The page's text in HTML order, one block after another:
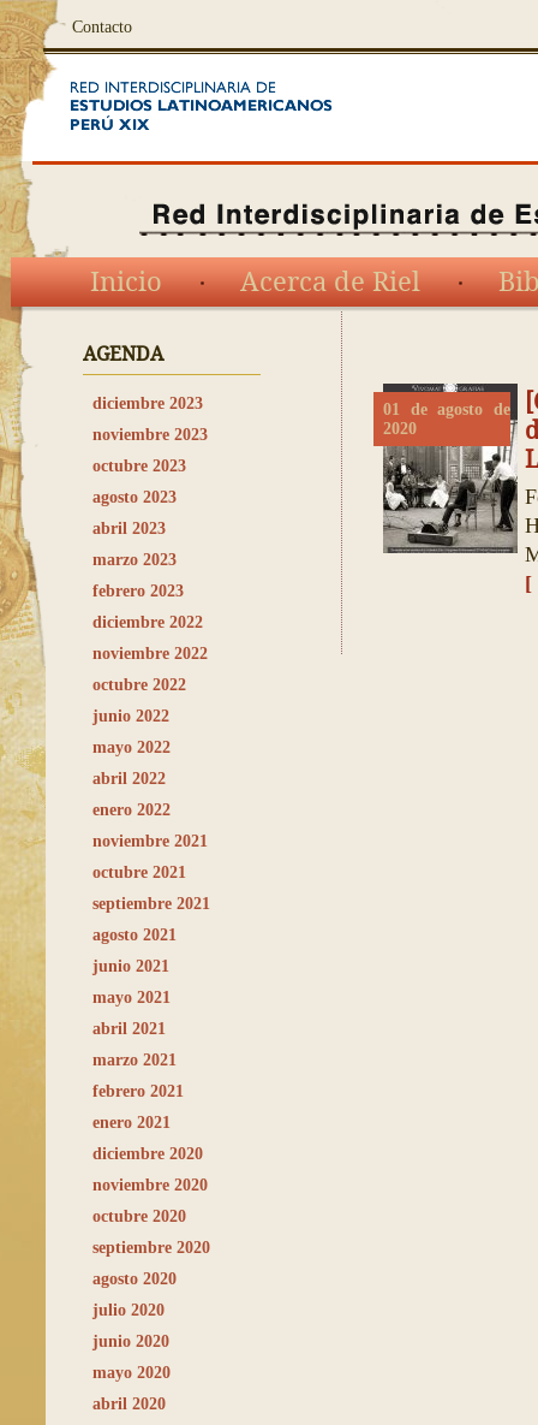
Contacto
Inicio Acerca de Riel
AGENDA
diciembre 2023
noviembre 2023
octubre 2023
agosto 2023
abril 2023
marzo 2023
febrero 2023
diciembre 2022
noviembre 2022
octubre 2022
junio 2022
mayo 2022
abril 2022
enero 2022
noviembre 2021
octubre 2021
septiembre 2021
agosto 2021
junio 2021
mayo 2021
abril 2021
marzo 2021
febrero 2021
enero 2021
diciembre 2020
noviembre 2020
octubre 2020
septiembre 2020
agosto 2020
julio 2020
junio 2020
mayo 2020
abril 2020
01 de agosto de
2020
[